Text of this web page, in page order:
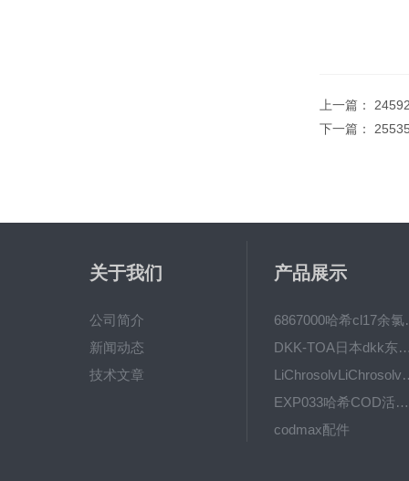
上一篇：
下一篇：
关于我们
公司简介
新闻动态
技术文章
产品展示
6867000
DKK-TOA日本dkk东亚电
EXP033哈希COD活塞泵价格 EXP033
codmax配件